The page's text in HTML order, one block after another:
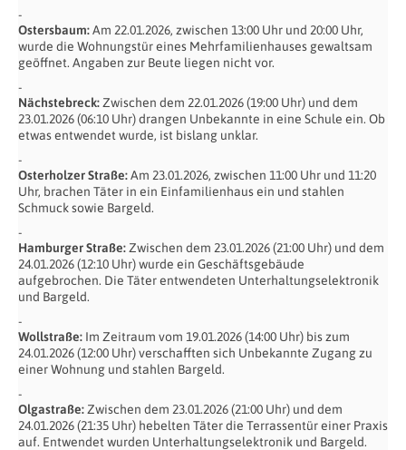
Ostersbaum:Am 22.01.2026, zwischen 13:00 Uhr und 20:00 Uhr,
wurde die Wohnungstür eines Mehrfamilienhauses gewaltsam
geöffnet. Angaben zur Beute liegen nicht vor.
Nächstebreck: Zwischen dem 22.01.2026 (19:00 Uhr) und dem
23.01.2026 (06:10 Uhr) drangen Unbekannte in eine Schule ein. Ob
etwas entwendet wurde, ist bislang unklar.
Osterholzer Straße:Am 23.01.2026, zwischen 11:00 Uhr und 11:20
Uhr, brachen Täter in ein Einfamilienhaus ein und stahlen
Schmuck sowie Bargeld.
Hamburger Straße: Zwischen dem 23.01.2026 (21:00 Uhr) und dem
24.01.2026 (12:10 Uhr) wurde ein Geschäftsgebäude
aufgebrochen. Die Täter entwendeten Unterhaltungselektronik
und Bargeld.
Wollstraße: Im Zeitraum vom 19.01.2026 (14:00 Uhr) bis zum
24.01.2026 (12:00 Uhr) verschafften sich Unbekannte Zugang zu
einer Wohnung und stahlen Bargeld.
Olgastraße: Zwischen dem 23.01.2026 (21:00 Uhr) und dem
24.01.2026 (21:35 Uhr) hebelten Täter die Terrassentür einer Praxis
auf. Entwendet wurden Unterhaltungselektronik und Bargeld.